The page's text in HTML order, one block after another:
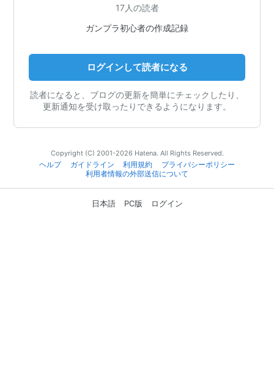
17人の読者
ガンプラ初心者の作成記録
ログインして読者になる
読者になると、ブログの更新を簡単にチェックしたり、
更新通知を受け取ったりできるようになります。
Copyright (C) 2001-2026 Hatena. All Rights Reserved.
ヘルプ
ガイドライン 利用規約
プライバシーポリシー
利用者情報の外部送信について
日本語 PC版 ログイン